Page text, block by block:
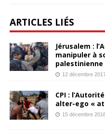
ARTICLES LIÉS
Jérusalem :
manipuler à
palestinienne
12 décembre
CPI :
alter-ego «
15 décembre